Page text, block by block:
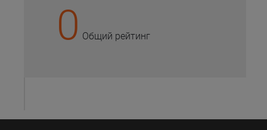
0 Общий рейтинг